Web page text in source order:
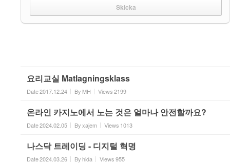
요리교실 Matlagningsklass
Date2017.12.24 By MH Views2199
온라인 카지노에서 노는 것은 얼마나 안전할까요?
Date2024.02.05 Byxajem Views 1013
나스닥 트레이딩 - 디지털 혁명
Date2024.03.26 Byhida Views955